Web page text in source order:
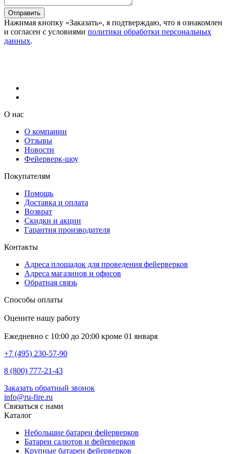
Отправить
Нажимая кнопку «Заказать», я подтверждаю, что я ознакомлен
и согласен с условиями политики обработки персональных
данных.
О нас
О компании
Отзывы
Новости
Фейерверк-шоу
Покупателям
Помощь
Доставка и оплата
Возврат
Скидки и акции
Гарантия производителя
Контакты
Адреса площадок для проведения фейерверков
Адреса магазинов и офисов
Обратная связь
Способы оплаты
Оцените нашу работу
Ежедневно с 10:00 до 20:00 кроме 01 января
+7 (495) 230-57-90
8 (800) 777-21-43
Заказать обратный звонок
info@ru-fire.ru
Связаться с нами
Каталог
Небольшие батареи фейерверков
Батареи салютов и фейерверков
Крупные батареи фейерверков